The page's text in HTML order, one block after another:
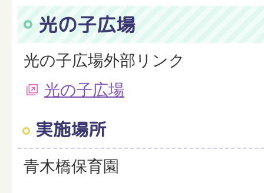
光の子広場
光の子広場外部リンク
光の子広場
実施場所
青木橋保育園